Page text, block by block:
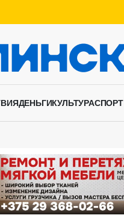
ДЕНЬГИКУЛЬТУРАСПОРТ